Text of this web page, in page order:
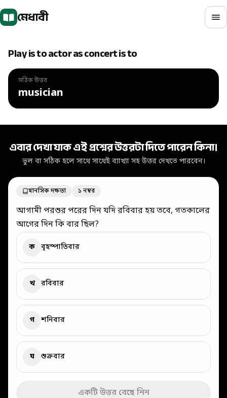
মূল বিষয়বস্তুতে যান
মেধাবী
Play is to actor as concert is to
সঠিক উত্তর
musician
সঠিক উত্তর: musician
এবার দেখা যাক এই প্রশ্নের উত্তরটা দিতে পারেন কিনা।
ভুল বা সঠিক হলে সাথে সাথেই ব্যাখ্যা সহ উত্তর দেখতে পারবেন।
মানসিক দক্ষতা ১ নম্বর
আগামী পরশুর পরের দিন যদি রবিবার হয় তবে, গতকালের
আগের দিন কি বার ছিল?
ক বৃহস্পাতিবার
খ রবিবার
গ শনিবার
ঘ শুক্রবার
একটি উত্তর বেছে নিন